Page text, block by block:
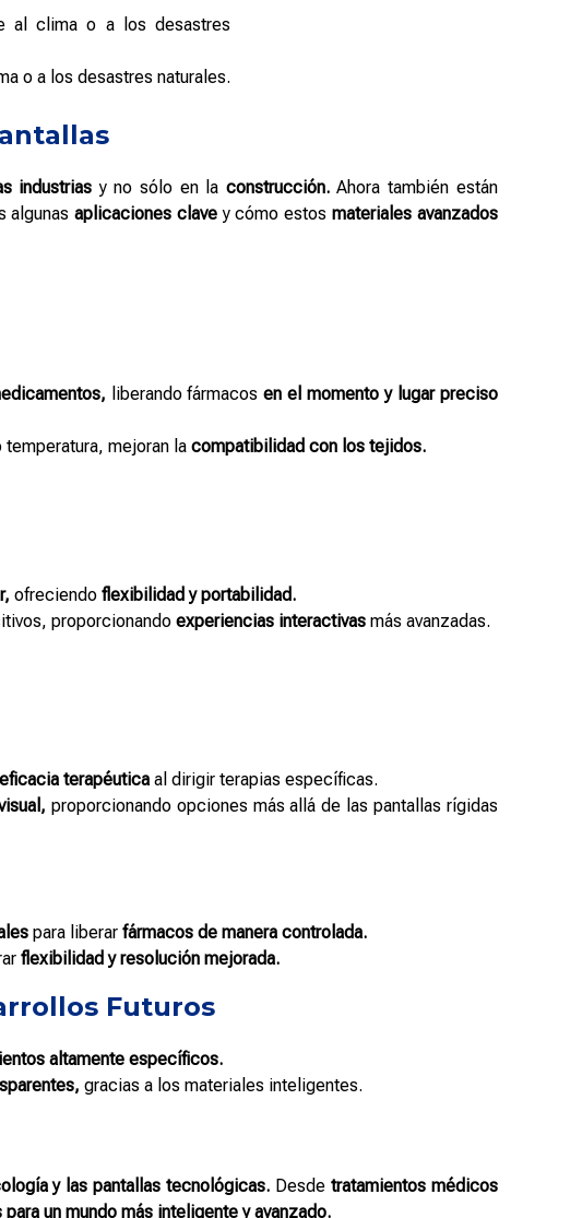
o a los desastres naturales.
industrias y no sólo en la construcción.Ahora también están
algunasaplicaciones clavey cómo estos materiales avanzados
liberando fármacosen el momento y lugar preciso
temperatura, mejoran la compatibilidad con los tejidos.
ofreciendo flexibilidad y portabilidad.
proporcionando experiencias interactivasmás avanzadas.
terapéuticaal dirigir terapias específicas.
proporcionando opciones más allá de las pantallas rígidas
para liberar fármacos de manera controlada.
flexibilidad y resolución mejorada.
Futuros
altamente específicos.
gracias a los materiales inteligentes.
y las pantallas tecnológicas.Desde tratamientos médicos
un mundo más inteligente y avanzado.